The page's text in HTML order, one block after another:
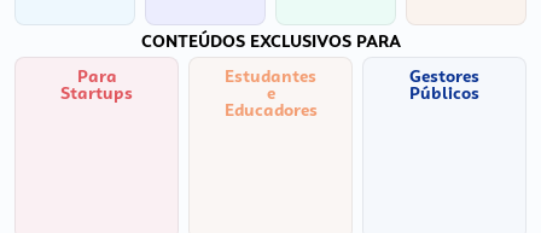
CONTEÚDOS EXCLUSIVOS PARA
Para
Startups
Estudantes
e
Educadores
Gestores
Públicos